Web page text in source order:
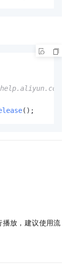
() ;
放，建议使用流